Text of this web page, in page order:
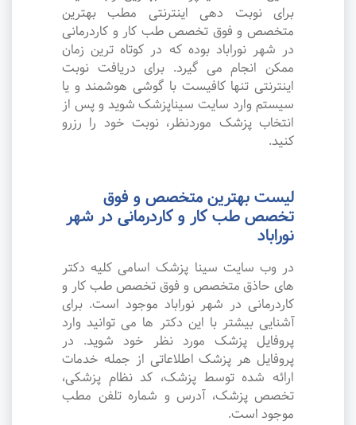
برای نوبت دهی اینترنتی مطب بهترین
متخصص و فوق تخصص طب کار و کاردرمانی
در شهر نوراباد بوده که در کوتاه ترین زمان
ممکن انجام می گیرد. برای دریافت نوبت
اینترنتی تنها کافیست با گوشی هوشمند و یا
سیستم وارد سایت سیناپزشک شوید و پس از
انتخاب پزشک موردنظر، نوبت خود را رزرو
کنید.
لیست بهترین متخصص و فوق
تخصص طب کار و کاردرمانی در شهر
نوراباد
در وب سایت سینا پزشک اسامی کلیه دکتر
های حاذق متخصص و فوق تخصص طب کار و
کاردرمانی در شهر نوراباد موجود است. برای
آشنایی بیشتر با این دکتر ها می توانید وارد
پروفایل پزشک مورد نظر خود شوید. در
پروفایل هر پزشک اطلاعاتی از جمله خدمات
ارائه شده توسط پزشک، کد نظام پزشکی،
تخصص پزشک، آدرس و شماره تلفن مطب
موجود است.